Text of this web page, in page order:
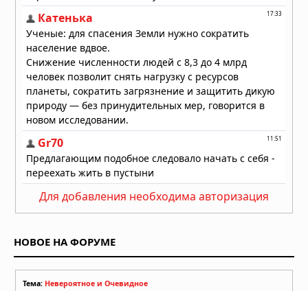
Для добавления необходима авторизация
НОВОЕ НА ФОРУМЕ
Тема: Невероятное и Очевидное